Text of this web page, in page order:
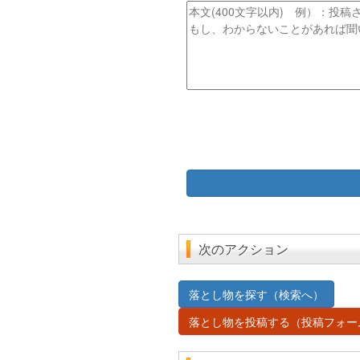
ル
本
文
次のアクション
落とし物を探す（検索へ）
落とし物を投稿する（投稿フォ